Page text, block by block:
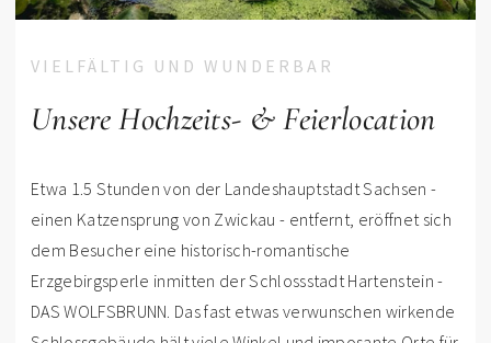
VIELFÄLTIG UND WUNDERBAR
Unsere Hochzeits- & Feierlocation
Etwa 1.5 Stunden von der Landeshauptstadt Sachsen -
einen Katzensprung von Zwickau - entfernt, eröffnet sich
dem Besucher eine historisch-romantische
Erzgebirgsperle inmitten der Schlossstadt Hartenstein -
DAS WOLFSBRUNN. Das fast etwas verwunschen wirkende